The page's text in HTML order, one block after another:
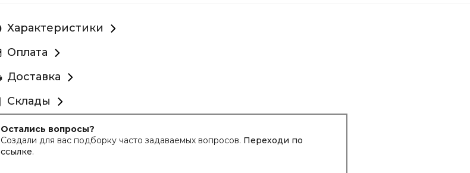
Характеристики
Оплата
Доставка
Склады
Остались вопросы?
Создали для вас подборку часто задаваемых вопросов. Переходи по
ссылке.